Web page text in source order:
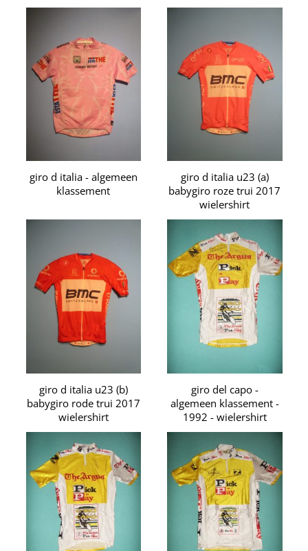
giro d italia - algemeen
klassement
giro d italia u23 (a)
babygiro roze trui 2017
wielershirt
giro d italia u23 (b)
babygiro rode trui 2017
wielershirt
giro del capo -
algemeen klassement -
1992 - wielershirt